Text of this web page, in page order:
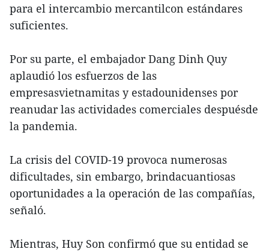
para el intercambio mercantilcon estándares
suficientes.
Por su parte, el embajador Dang Dinh Quy
aplaudió los esfuerzos de las
empresasvietnamitas y estadounidenses por
reanudar las actividades comerciales despuésde
la pandemia.
La crisis del COVID-19 provoca numerosas
dificultades, sin embargo, brindacuantiosas
oportunidades a la operación de las compañías,
señaló.
Mientras, Huy Son confirmó que su entidad se